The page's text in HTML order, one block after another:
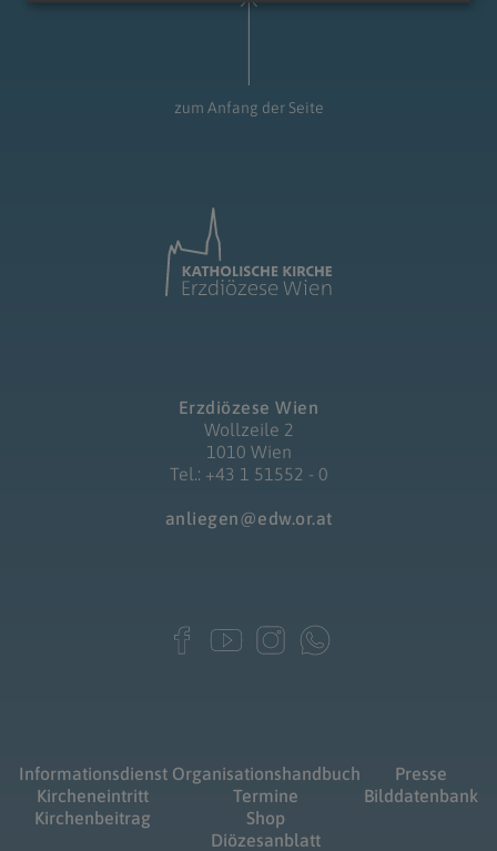
zum Anfang der Seite
Erzdiözese Wien
Wollzeile 2
1010 Wien
Tel.: +43 1 51552 - 0
anliegen@edw.or.at
Informationsdienst
Kircheneintritt
Kirchenbeitrag
Organisationshandbuch
Termine
Shop
Diözesanblatt
Presse
Bilddatenbank